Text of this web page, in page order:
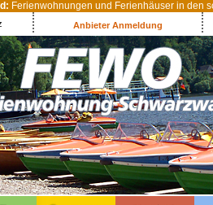
Ferienwohnungen und Ferienhäuser in den
Anbieter Anmeldung